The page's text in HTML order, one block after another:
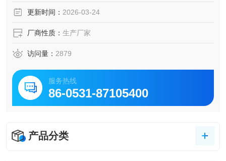
包装印刷业带来超卓的色彩品质水平。每一部爱色丽生产的
更新时间： 2026-03-24
厂商性质： 生产厂家
访问量： 2879
服务热线
86-0531-87105400
产品分类